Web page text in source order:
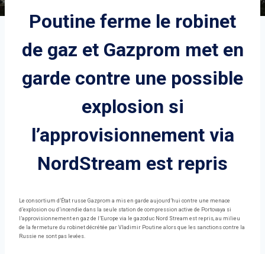
Poutine ferme le robinet
de gaz et Gazprom met en
garde contre une possible
explosion si
l’approvisionnement via
NordStream est repris
Le consortium d’État russe Gazprom a mis en garde aujourd’hui contre une menace
d’explosion ou d’incendie dans la seule station de compression active de Portovaya si
l’approvisionnement en gaz de l’Europe via le gazoduc Nord Stream est repris, au milieu
de la fermeture du robinet décrétée par Vladimir Poutine alors que les sanctions contre la
Russie ne sont pas levées.